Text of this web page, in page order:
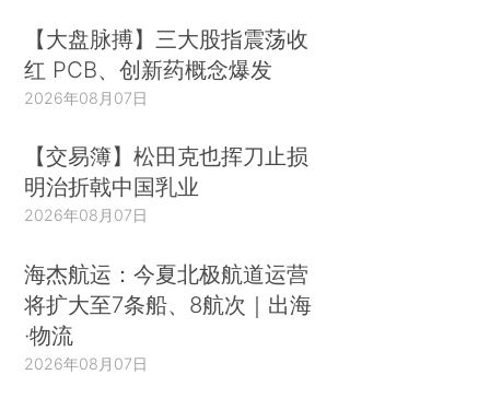
【大盘脉搏】三大股指震荡收
红 PCB、创新药概念爆发
2026年08月07日
【交易簿】松田克也挥刀止损
明治折戟中国乳业
2026年08月07日
海杰航运：今夏北极航道运营
将扩大至7条船、8航次｜出海
·物流
2026年08月07日